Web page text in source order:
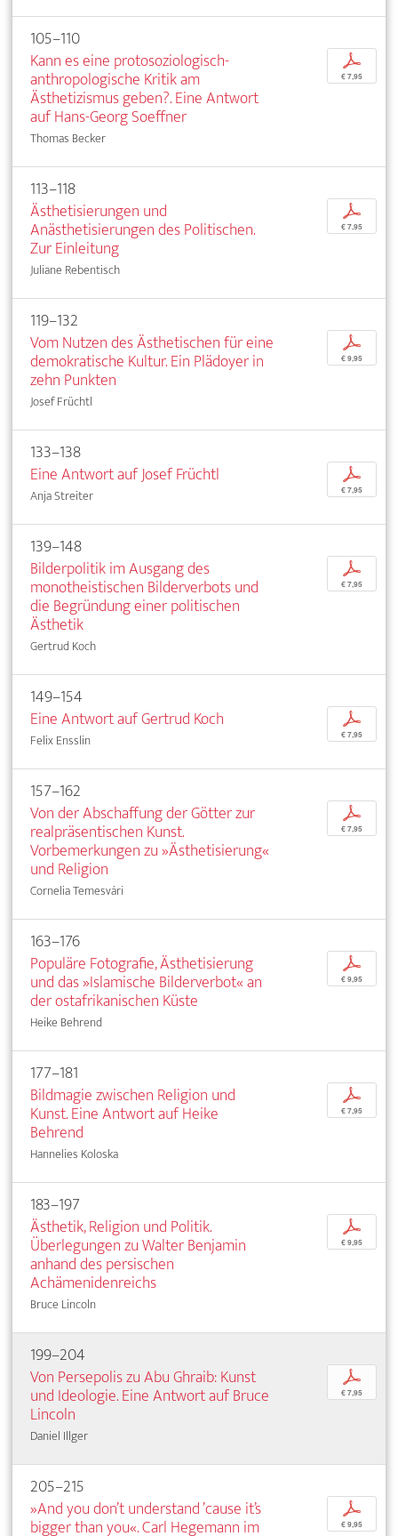
105–110
Kann es eine protosoziologisch-
anthropologische Kritik am
Ästhetizismus geben?. Eine Antwort
auf Hans-Georg Soeffner
Thomas Becker
p
€ 7,95
113–118
Ästhetisierungen und
Anästhetisierungen des Politischen.
Zur Einleitung
Juliane Rebentisch
p
€ 7,95
119–132
Vom Nutzen des Ästhetischen für eine
demokratische Kultur. Ein Plädoyer in
zehn Punkten
Josef Früchtl
p
€ 9,95
133–138
Eine Antwort auf Josef Früchtl
Anja Streiter
p
€ 7,95
139–148
Bilderpolitik im Ausgang des
monotheistischen Bilderverbots und
die Begründung einer politischen
Ästhetik
Gertrud Koch
p
€ 7,95
149–154
Eine Antwort auf Gertrud Koch
Felix Ensslin
p
€ 7,95
157–162
Von der Abschaffung der Götter zur
realpräsentischen Kunst.
Vorbemerkungen zu »Ästhetisierung«
und Religion
Cornelia Temesvári
p
€ 7,95
163–176
Populäre Fotografie, Ästhetisierung
und das »Islamische Bilderverbot« an
der ostafrikanischen Küste
Heike Behrend
p
€ 9,95
177–181
Bildmagie zwischen Religion und
Kunst. Eine Antwort auf Heike
Behrend
Hannelies Koloska
p
€ 7,95
183–197
Ästhetik, Religion und Politik.
Überlegungen zu Walter Benjamin
anhand des persischen
Achämenidenreichs
Bruce Lincoln
p
€ 9,95
199–204
Von Persepolis zu Abu Ghraib: Kunst
und Ideologie. Eine Antwort auf Bruce
Lincoln
Daniel Illger
p
€ 7,95
205–215
»And you don’t understand ’cause it’s
bigger than you«. Carl Hegemann im
p
€ 9,95